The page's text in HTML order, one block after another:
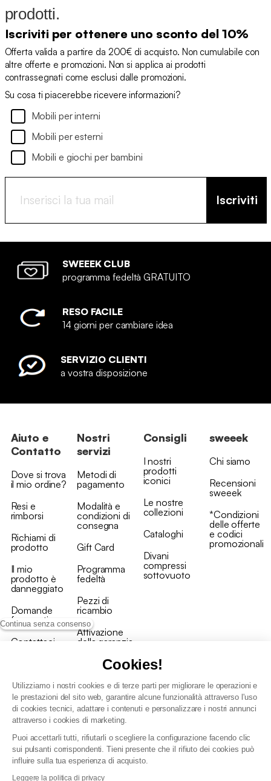
Continua senza consenso
Cookies!
Utilizziamo i nostri cookies e di terze parti per migliorare le operazioni e
le prestazioni del sito web, garantire alcune funzionalità attraverso l'uso
di cookies tecnici, adattare i contenuti e personalizzare i nostri annunci
attraverso i cookies di marketing.
Puoi accettarli tutti, rifiutarli o scegliere la configurazione facendo clic
sui pulsanti corrispondenti. Tieni presente che il rifiuto dei cookies può
influire sulla tua esperienza di acquisto.
Leggere la politica di privacy
prodotti.
Iscriviti per ottenere uno sconto del 10%
Offerta valida a partire da 200€ di acquisto. Non cumulabile con
altre offerte e promozioni. Non si applica ai prodotti
contrassegnati come esclusi dalle promozioni.
Su cosa ti piacerebbe ricevere informazioni?
Mobili per interni
Mobili per esterni
Mobili e giochi per bambini
Iscriviti
SWEEEK CLUB
programma fedeltà GRATUITO
RESO FACILE
14 giorni per cambiare idea
SERVIZIO CLIENTI
a vostra disposizione
Aiuto e
Contatto
Dove si trova
il mio ordine?
Resi e
rimborsi
Richiami di
prodotto
Il mio
prodotto è
danneggiato
Domande
frequenti
Contattaci
Nostri
servizi
Metodi di
pagamento
Modalità e
condizioni di
consegna
Gift Card
Programma
fedeltà
Pezzi di
ricambio
Attivazione
della garanzia
Consigli
I nostri
prodotti
iconici
Le nostre
collezioni
Cataloghi
Divani
compressi
sottovuoto
sweeek
Chi siamo
Recensioni
sweeek
*Condizioni
delle offerte
e codici
promozionali
Condizioni generali vendita
Politica di gestione dei dati personali e dei cookie
Condizioni generali di vendita per clienti professionali
Dichiarazione di accessibilità